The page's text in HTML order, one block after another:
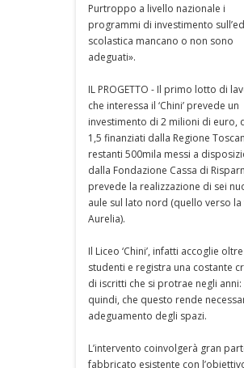
Purtroppo a livello nazionale i
programmi di investimento
scolastica mancano o non sono
adeguati».
IL PROGETTO - Il primo lotto di
che interessa il ‘Chini’ prevede un
investimento di 2 milioni di euro,
1,5 finanziati dalla Regione
restanti 500mila messi a
dalla Fondazione Cassa di
prevede la realizzazione di sei
aule sul lato nord (quello verso la
Aurelia).
Il Liceo ‘Chini’, infatti accoglie
studenti e registra una costante
di iscritti che si protrae negli anni:
quindi, che questo rende
adeguamento degli spazi.
L’intervento coinvolgerà gran
fabbricato esistente con